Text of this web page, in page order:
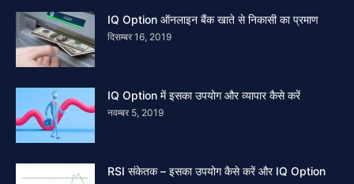
IQ Option ऑनलाइन बैंक खाते से निकासी का प्रमाण
दिसम्बर 16, 2019
IQ Option में इसका उपयोग और व्यापार कैसे करें
नवम्बर 5, 2019
RSI संकेतक – इसका उपयोग कैसे करें और IQ Option